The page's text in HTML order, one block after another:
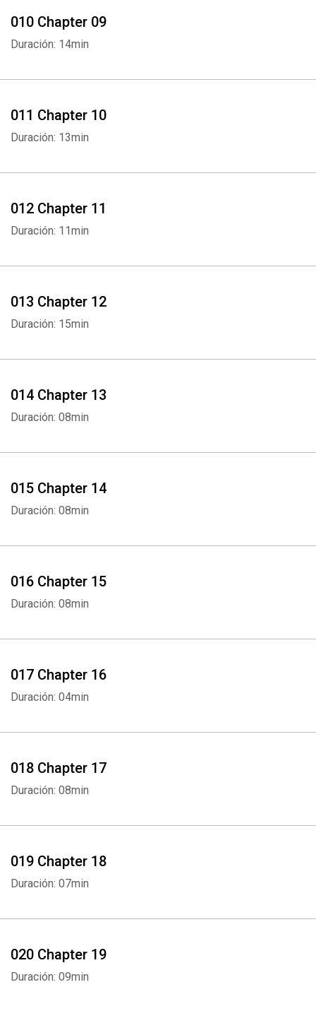
010 Chapter 09
Duración: 14min
011 Chapter 10
Duración: 13min
012 Chapter 11
Duración: 11min
013 Chapter 12
Duración: 15min
014 Chapter 13
Duración: 08min
015 Chapter 14
Duración: 08min
016 Chapter 15
Duración: 08min
017 Chapter 16
Duración: 04min
018 Chapter 17
Duración: 08min
019 Chapter 18
Duración: 07min
020 Chapter 19
Duración: 09min
Whatsapp